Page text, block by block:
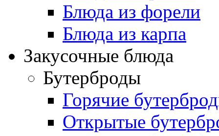
Блюда из форели
Блюда из карпа
Закусочные блюда
Бутерброды
Горячие
Открытые